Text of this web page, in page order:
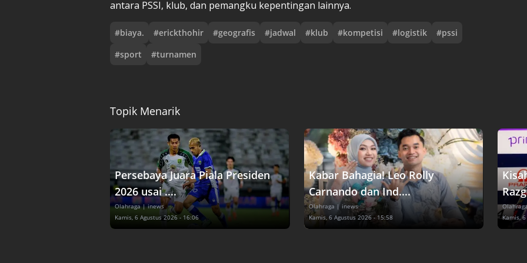
antara PSSI, klub, dan pemangku kepentingan lainnya.
#biaya. #erickthohir #geografis #jadwal #klub #kompetisi #logistik #pssi
#sport #turnamen
Topik Menarik
Persebaya Juara Piala Presiden
2026 usai ....
Olahraga | inews
Kamis, 6 Agustus 2026 - 16:06
Kabar Bahagia! Leo Rolly
Carnando dan Ind....
Olahraga | inews
Kamis, 6 Agustus 2026 - 15:58
Kamis,